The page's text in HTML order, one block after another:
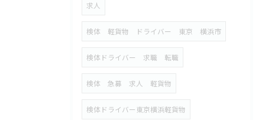
求人
検体 軽貨物 ドライバー 東京 横浜市
検体ドライバー 求職 転職
検体 急募 求人 軽貨物
検体ドライバー東京横浜軽貨物